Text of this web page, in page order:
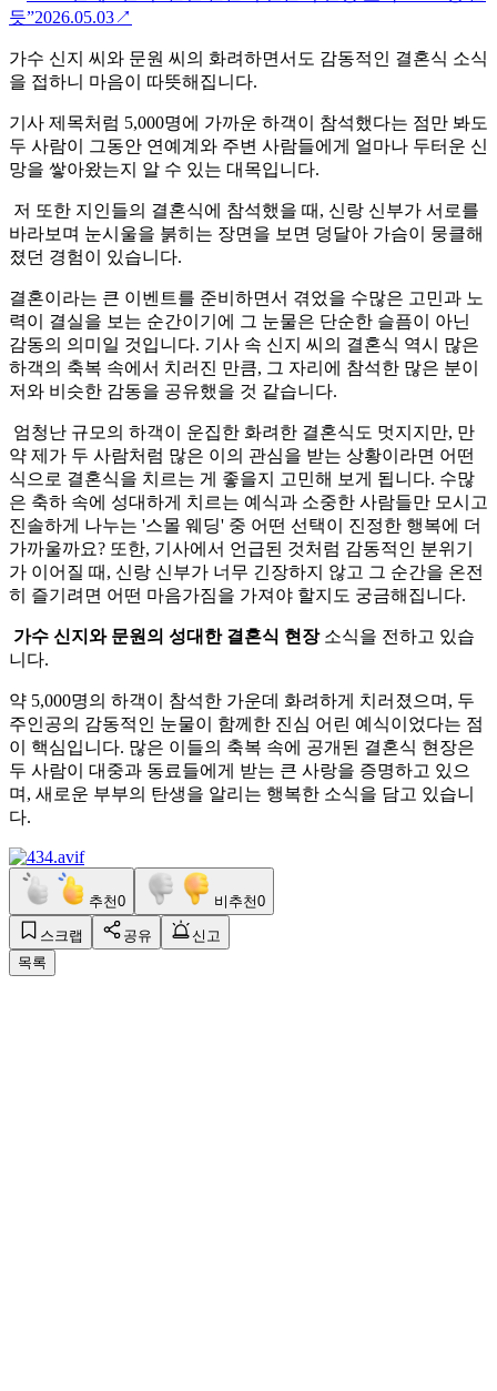
듯”2026.05.03↗
가수 신지 씨와 문원 씨의 화려하면서도 감동적인 결혼식 소식
을 접하니 마음이 따뜻해집니다.
기사 제목처럼 5,000명에 가까운 하객이 참석했다는 점만 봐도
두 사람이 그동안 연예계와 주변 사람들에게 얼마나 두터운 신
망을 쌓아왔는지 알 수 있는 대목입니다.
저 또한 지인들의 결혼식에 참석했을 때, 신랑 신부가 서로를
바라보며 눈시울을 붉히는 장면을 보면 덩달아 가슴이 뭉클해
졌던 경험이 있습니다.
결혼이라는 큰 이벤트를 준비하면서 겪었을 수많은 고민과 노
력이 결실을 보는 순간이기에 그 눈물은 단순한 슬픔이 아닌
감동의 의미일 것입니다. 기사 속 신지 씨의 결혼식 역시 많은
하객의 축복 속에서 치러진 만큼, 그 자리에 참석한 많은 분이
저와 비슷한 감동을 공유했을 것 같습니다.
엄청난 규모의 하객이 운집한 화려한 결혼식도 멋지지만, 만
약 제가 두 사람처럼 많은 이의 관심을 받는 상황이라면 어떤
식으로 결혼식을 치르는 게 좋을지 고민해 보게 됩니다. 수많
은 축하 속에 성대하게 치르는 예식과 소중한 사람들만 모시고
진솔하게 나누는 '스몰 웨딩' 중 어떤 선택이 진정한 행복에 더
가까울까요? 또한, 기사에서 언급된 것처럼 감동적인 분위기
가 이어질 때, 신랑 신부가 너무 긴장하지 않고 그 순간을 온전
히 즐기려면 어떤 마음가짐을 가져야 할지도 궁금해집니다.
가수 신지와 문원의 성대한 결혼식 현장소식을 전하고 있습
니다.
약 5,000명의 하객이 참석한 가운데 화려하게 치러졌으며, 두
주인공의 감동적인 눈물이 함께한 진심 어린 예식이었다는 점
이 핵심입니다. 많은 이들의 축복 속에 공개된 결혼식 현장은
두 사람이 대중과 동료들에게 받는 큰 사랑을 증명하고 있으
며, 새로운 부부의 탄생을 알리는 행복한 소식을 담고 있습니
다.
추천0 비추천0
스크랩 공유
신고
목록